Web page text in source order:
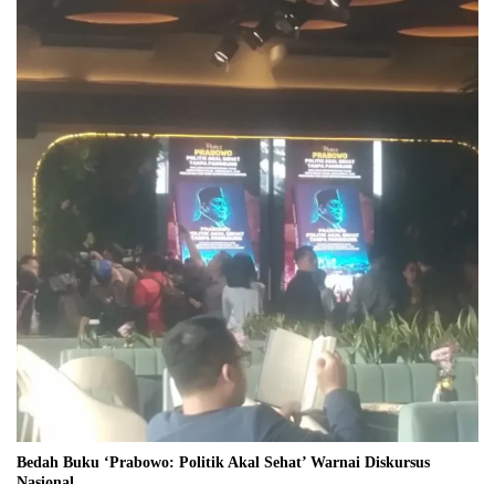
Bedah Buku ‘Prabowo: Politik Akal Sehat’ Warnai Diskursus